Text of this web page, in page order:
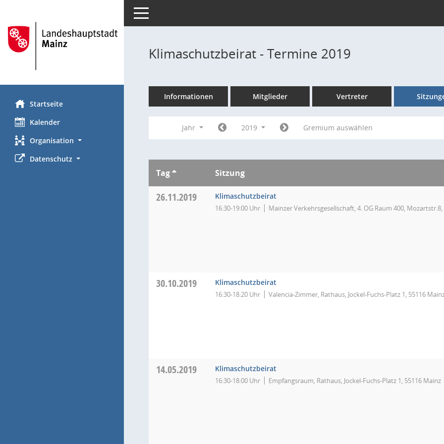
Startseite
Kalender
Organisation
Datenschutz
Toggle navigation
Klimaschutzbeirat - Termine 2019
Informationen Mitglieder Vertreter
Jahr 2019 Gremium auswählen
Tag Sitzung
26.11.2019 Klimaschutzbeirat
16:30-19:00 Uhr Mainzer Verkehrsgesellschaft, 4. OG Raum 400,
30.10.2019 Klimaschutzbeirat
16:30-18:20 Uhr Valencia-Zimmer, Rathaus, Jockel-Fuchs-Platz 1, 55116
14.05.2019 Klimaschutzbeirat
16:30-18:00 Uhr Empfangsraum, Rathaus, Jockel-Fuchs-Platz 1, 55116 Mainz